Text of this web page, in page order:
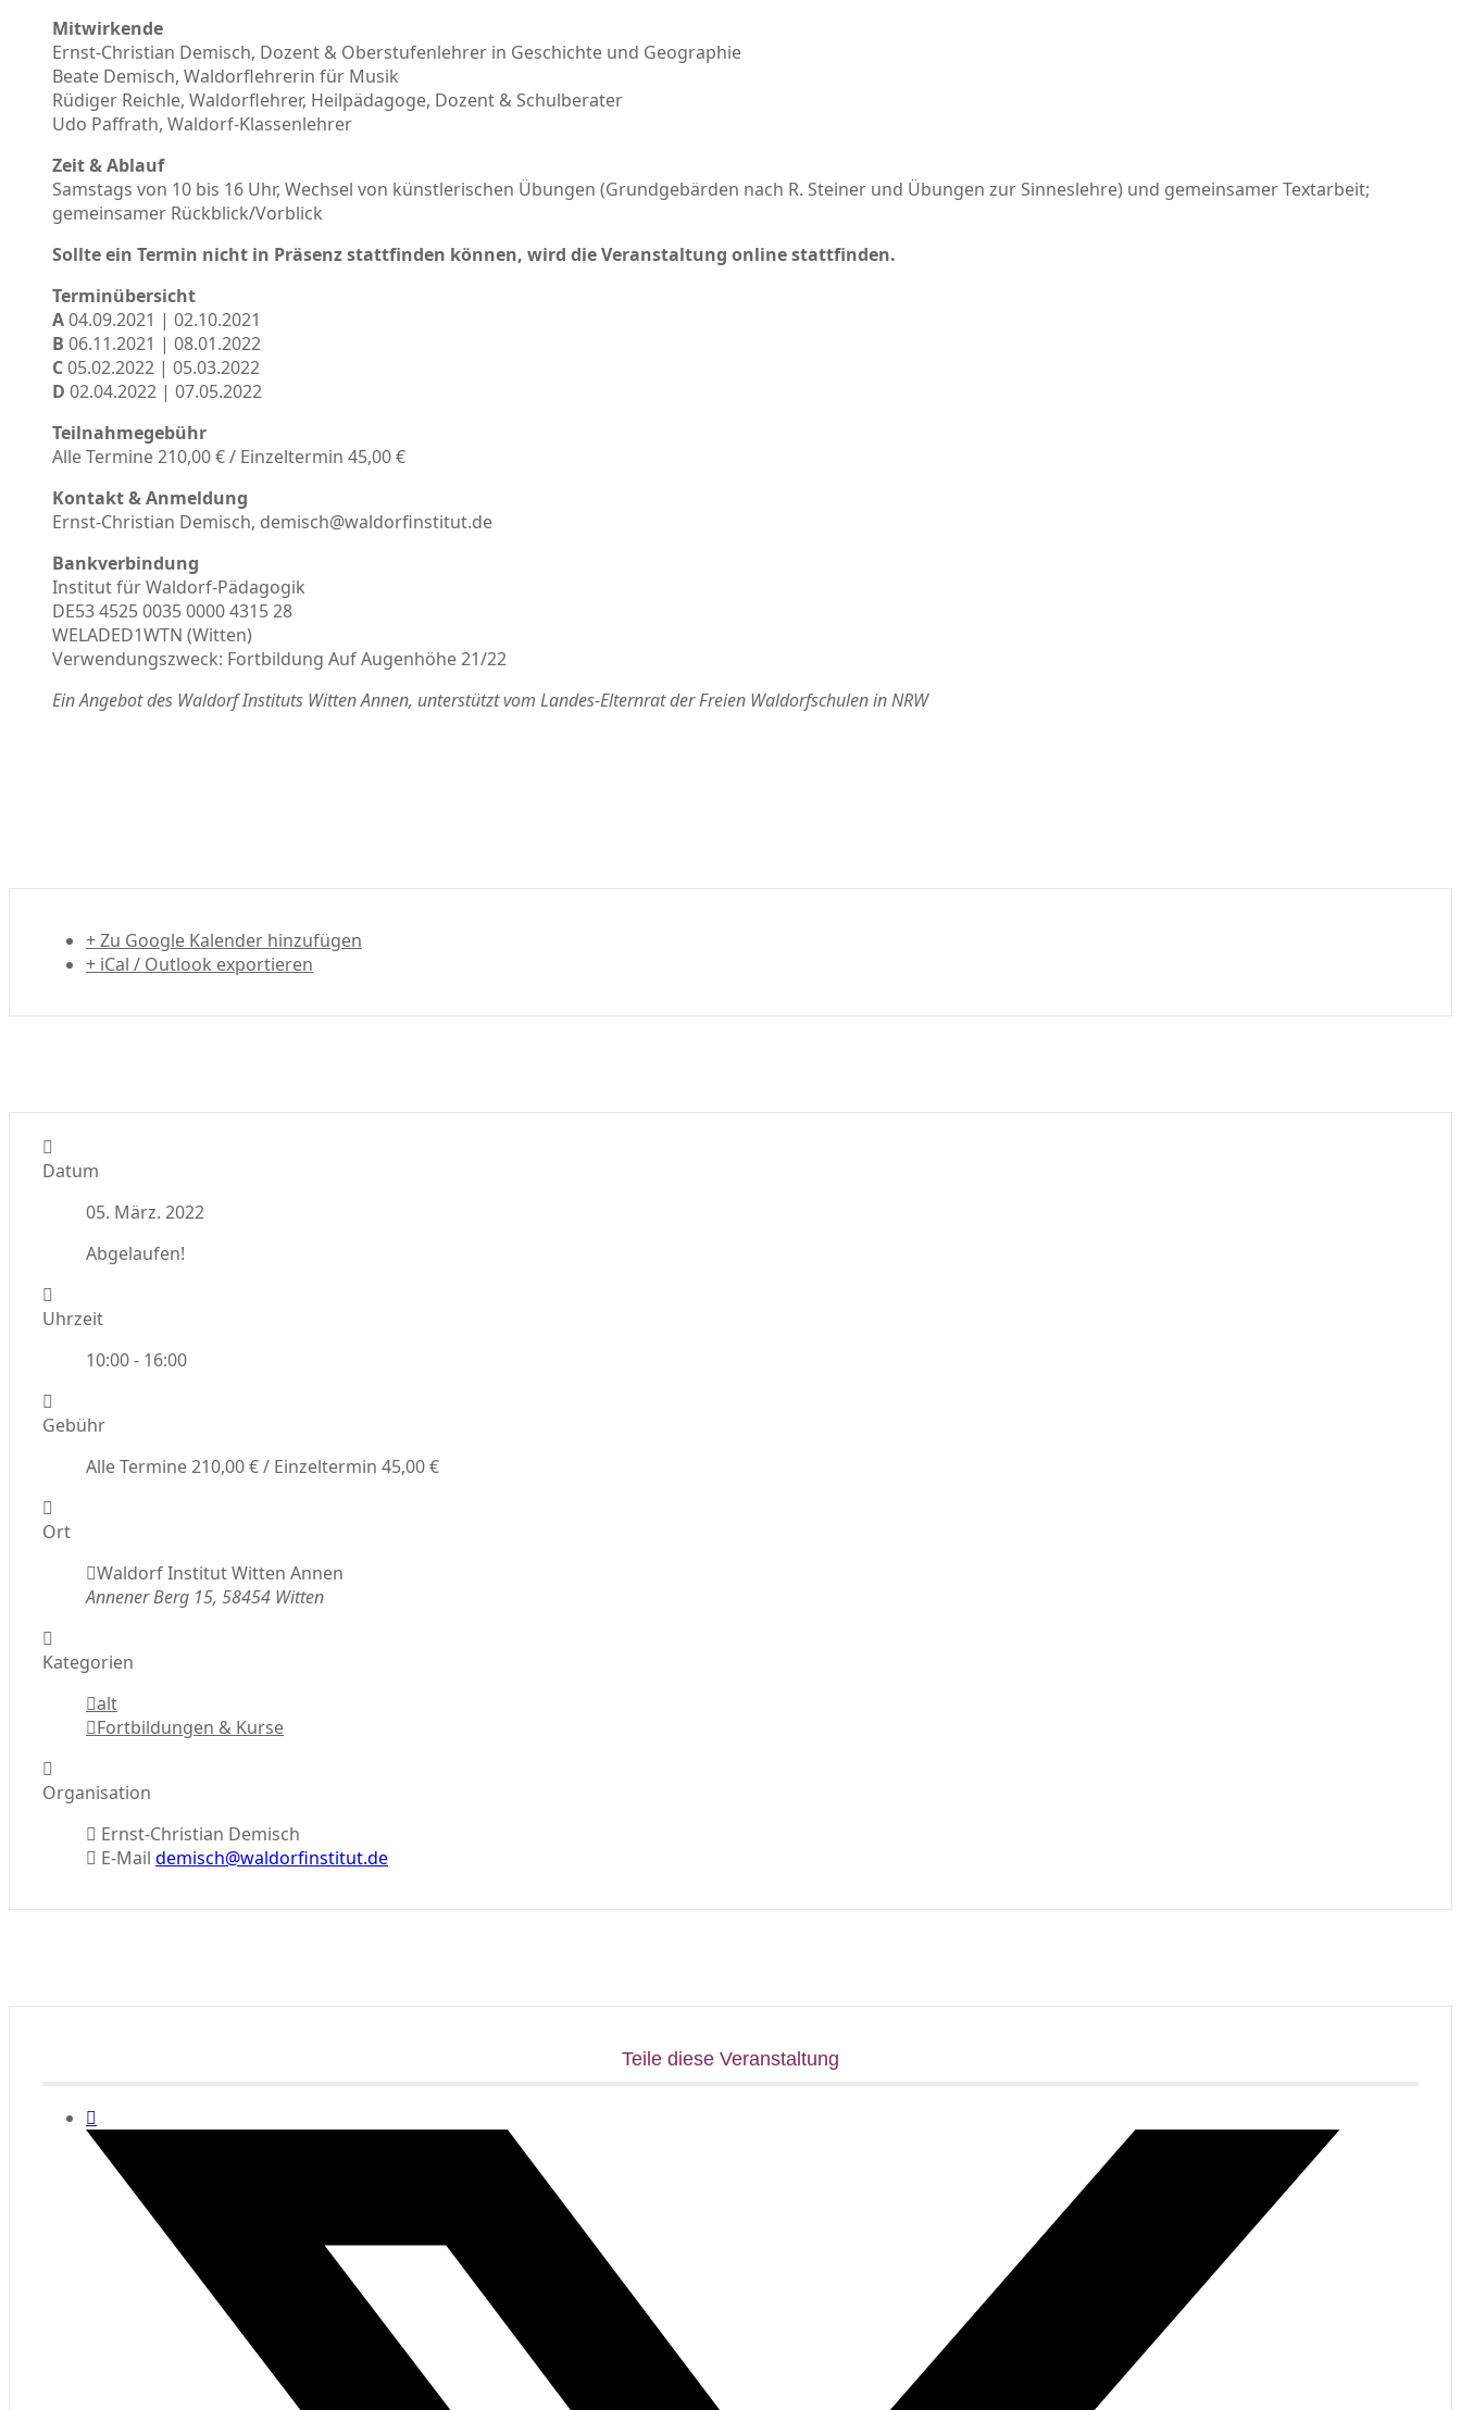
Mitwirkende
Ernst-Christian Demisch, Dozent & Oberstufenlehrer in Geschichte und Geographie
Beate Demisch, Waldorflehrerin für Musik
Rüdiger Reichle, Waldorflehrer, Heilpädagoge, Dozent & Schulberater
Udo Paffrath, Waldorf-Klassenlehrer
Zeit & Ablauf
Samstags von 10 bis 16 Uhr, Wechsel von künstlerischen Übungen (Grundgebärden nach R. Steiner und Übungen zur Sinneslehre) und gemeinsamer Textarbeit;
gemeinsamer Rückblick/Vorblick
Sollte ein Termin nicht in Präsenz stattfinden können, wird die Veranstaltung online stattfinden.
Terminübersicht
A04.09.2021 | 02.10.2021
B 06.11.2021 | 08.01.2022
C05.02.2022 | 05.03.2022
D 02.04.2022 | 07.05.2022
Teilnahmegebühr
Alle Termine 210,00 € / Einzeltermin 45,00 €
Kontakt & Anmeldung
Ernst-Christian Demisch, demisch@waldorfinstitut.de
Bankverbindung
Institut für Waldorf-Pädagogik
DE53 4525 0035 0000 4315 28
WELADED1WTN (Witten)
Verwendungszweck: Fortbildung Auf Augenhöhe 21/22
Ein Angebot des Waldorf Instituts Witten Annen, unterstützt vom Landes-Elternrat der Freien Waldorfschulen in NRW
+ Zu Google Kalender hinzufügen
+ iCal / Outlook exportieren
Datum
05. März. 2022
Abgelaufen!
Uhrzeit
10:00 - 16:00
Gebühr
Alle Termine 210,00 € / Einzeltermin 45,00 €
Ort
Waldorf Institut Witten Annen
Annener Berg 15, 58454 Witten
Kategorien
alt
Fortbildungen & Kurse
Organisation
Ernst-Christian Demisch
E-Mail demisch@waldorfinstitut.de
Teile diese Veranstaltung